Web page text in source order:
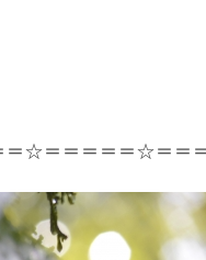
☆＝＝＝＝＝☆＝＝